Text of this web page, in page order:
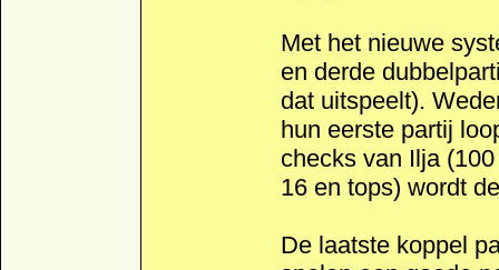
Met het nieuwe
en derde
dat uitspeelt).
hun eerste partij
checks van Ilja
16 en tops) wordt
De laatste koppel